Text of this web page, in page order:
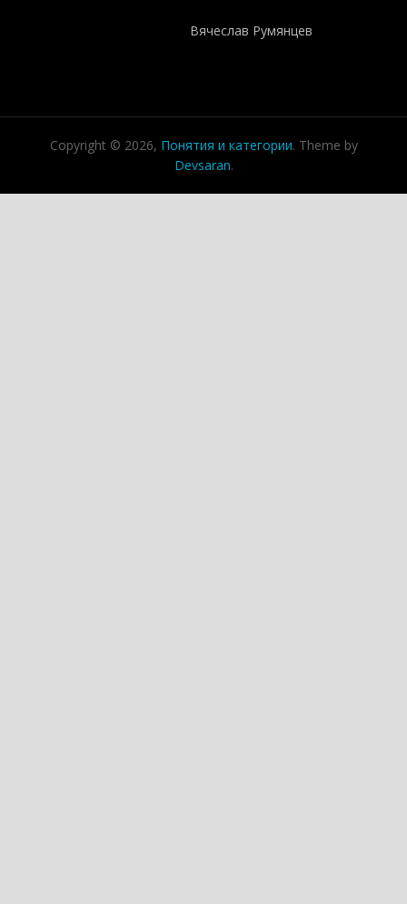
Вячеслав Румянцев
Copyright © 2026, Понятия и категории. Theme by
Devsaran.